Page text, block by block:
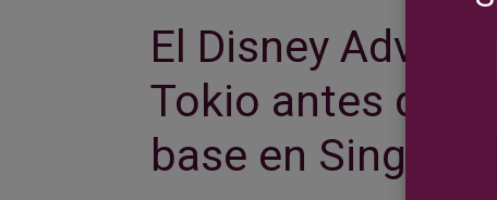
El Disney
Tokio antes de
base en Singapur